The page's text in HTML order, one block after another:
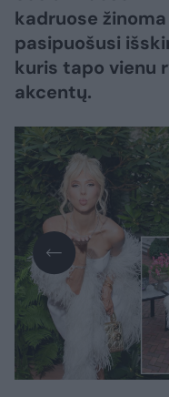
kadruose
pasipuošusi
kuris tapo vienu
akcentų.